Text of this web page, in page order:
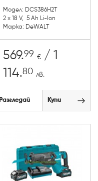
Модел: DCS386H2T
2 х 18 V, 5 Ah Li-Ion
Марка: DeWALT
569.99 € / 1
114.80 лв.
Разгледай Купи